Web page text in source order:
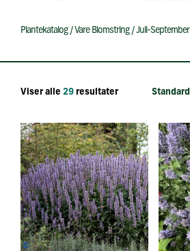
Plantekatalog/Vare Blomstring/Juli-September
Viser alle 29 resultater